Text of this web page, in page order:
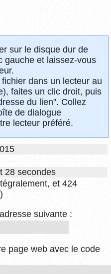
sur le disque dur de
gauche et laissez-vous
dans un lecteur au
faites un clic droit, puis
du lien". Collez
de dialogue
lecteur préféré.
28 secondes
et 424
suivante :
page web avec le code